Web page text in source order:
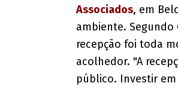
Associados, em
ambiente. Segundo
recepção foi toda
acolhedor. "A
público. Investir